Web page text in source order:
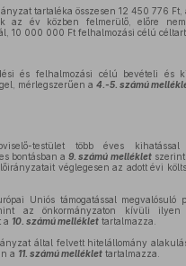
tartaléka összesen 12 450 776
az év közben felmerülő, előre nem
10 000 000 Ft felhalmozási célú
és felhalmozási célú bevételi és
mérlegszerűen a 4.-5. számú
testület több éves kihatással
bontásban a9. számú mellékletszerint
véglegesen az adott évi
Uniós támogatással megvalósuló
az önkormányzaton kívüli ilyen
a 10. számú melléklet tartalmazza.
által felvett hitelállomány
a 11. számú melléklet tartalmazza.